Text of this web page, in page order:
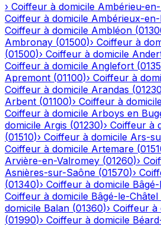
› Coiffeur à domicile Ambérieu-
Coiffeur à domicile Ambérieux-
Coiffeur à domicile Ambléon (
Ambronay (01500)› Coiffeur à
(01500)› Coiffeur à domicile
Coiffeur à domicile Anglefort (
Apremont (01100)› Coiffeur à
Coiffeur à domicile Arandas (01230
Arbent (01100)› Coiffeur à
Coiffeur à domicile Arboys en
domicile Argis (01230)› Coiffeur à
(01510)› Coiffeur à domicile Ars-
Coiffeur à domicile Artemare (
Arvière-en-Valromey (01260)›
Asnières-sur-Saône (01570)›
(01340)› Coiffeur à domicile
Coiffeur à domicile Bâgé-le-Châtel
domicile Balan (01360)› Coiffeur à
(01990)› Coiffeur à domicile